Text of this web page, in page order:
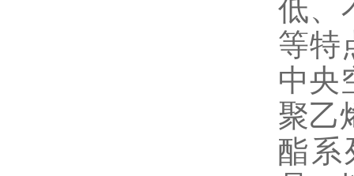
低、
等特
中央
聚乙
酯系